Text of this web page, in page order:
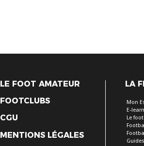
LE FOOT AMATEUR
FOOTCLUBS
CGU
MENTIONS LÉGALES
LA
Mon
E-
Le